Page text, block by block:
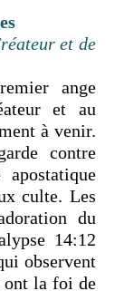
et de
ange
et au
à venir.
contre
apostatique
culte. Les
du
14:12
observent
ont la foi de